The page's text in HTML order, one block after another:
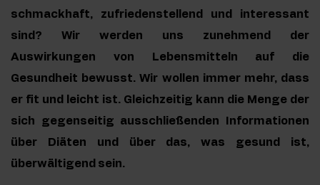
schmackhaft, zufriedenstellend und interessant
sind? Wir werden uns zunehmend der
Auswirkungen von Lebensmitteln auf die
Gesundheit bewusst. Wir wollen immer mehr, dass
er fit und leicht ist. Gleichzeitig kann die Menge der
sich gegenseitig ausschließenden Informationen
über Diäten und über das, was gesund ist,
überwältigend sein.